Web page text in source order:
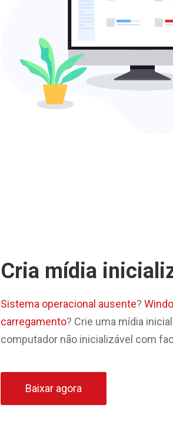
Cria mídia
Sistema operacional ausente?
carregamento? Crie uma mídia
computador não inicializável com
Baixar agora